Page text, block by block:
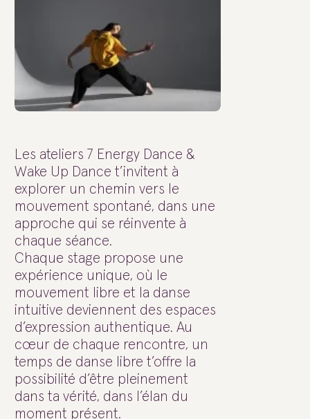
Les ateliers 7 Energy Dance &
Wake Up Dance t’invitent à
explorer un chemin vers le
mouvement spontané, dans une
approche qui se réinvente à
chaque séance.
Chaque stage propose une
expérience unique, où le
mouvement libre et la danse
intuitive deviennent des espaces
d’expression authentique. Au
cœur de chaque rencontre, un
temps de danse libre t’offre la
possibilité d’être pleinement
dans ta vérité, dans l’élan du
moment présent.